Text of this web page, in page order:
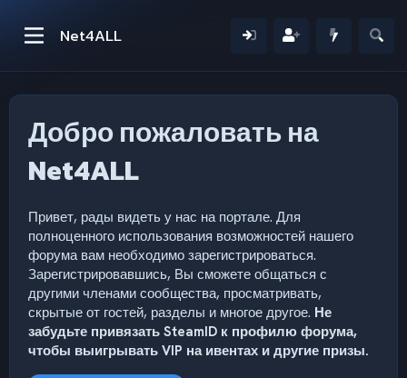
Net4ALL
Добро пожаловать на
Net4ALL
Привет, рады видеть у нас на портале. Для
полноценного использования возможностей нашего
форума вам необходимо зарегистрироваться.
Зарегистрировавшись, Вы сможете общаться с
другими членами сообщества, просматривать,
скрытые от гостей, разделы и многое другое. Не
забудьте привязать SteamID к профилю форума,
чтобы выигрывать VIP на ивентах и другие призы.